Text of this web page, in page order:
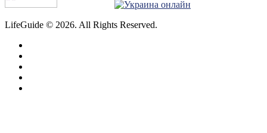
LifeGuide © 2026. All Rights Reserved.